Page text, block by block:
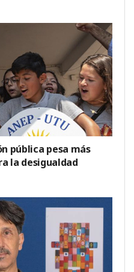
pública pesa más
la desigualdad